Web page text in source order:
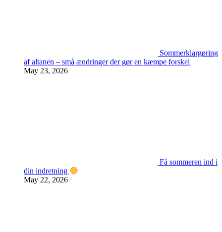
Sommerklargøring
af altanen – små ændringer der gør en kæmpe forskel
May 23, 2026
Få sommeren ind i
din indretning
May 22, 2026